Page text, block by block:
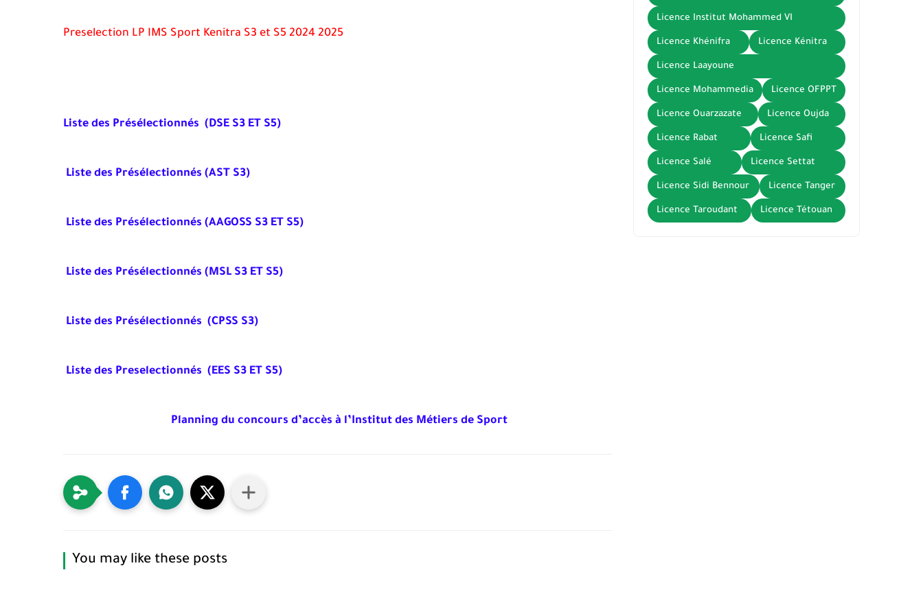
Preselection LP IMS Sport Kenitra S3 et S5 2024 2025
Liste des Présélectionnés (DSE S3 ET S5)
Liste des Présélectionnés (AST S3)
Liste des Présélectionnés (AAGOSS S3 ET S5)
Liste des Présélectionnés (MSL S3 ET S5)
Liste des Présélectionnés (CPSS S3)
Liste des Preselectionnés (EES S3 ET S5)
Planning du concours d’accès à l’Institut des Métiers de Sport
You may like these posts
Licence Institut Mohammed VI
Licence Khénifra Licence Kénitra
Licence Laayoune
Licence Mohammedia Licence OFPPT
Licence Ouarzazate Licence Oujda
Licence Rabat Licence Safi
Licence Salé Licence Settat
Licence Sidi Bennour Licence Tanger
Licence Taroudant Licence Tétouan